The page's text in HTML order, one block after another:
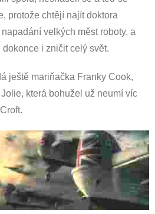
protože chtějí najít doktora
velkých měst roboty, a
i zničit celý svět.
ještě mariňačka Franky Cook,
která bohužel už neumí víc